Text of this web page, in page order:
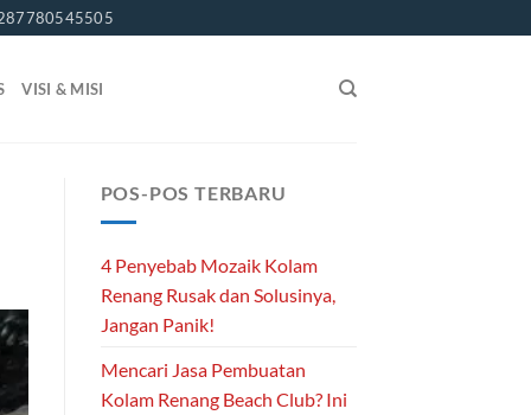
VISI & MISI
POS-POS TERBARU
4 Penyebab Mozaik Kolam
Renang Rusak dan Solusinya,
Jangan Panik!
Mencari Jasa Pembuatan
Kolam Renang Beach Club? Ini